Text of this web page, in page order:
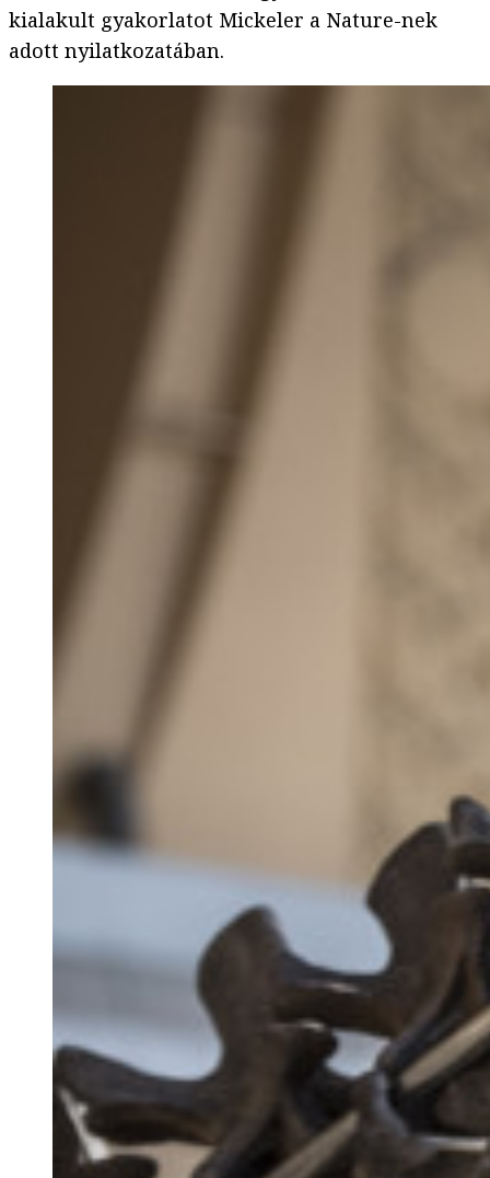
kialakult gyakorlatot Mickeler a Nature-nek
adott nyilatkozatában.